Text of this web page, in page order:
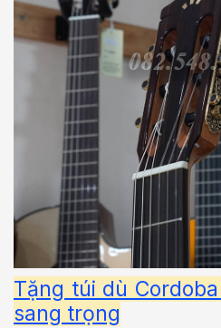
Tặng túi dù
sang trọng